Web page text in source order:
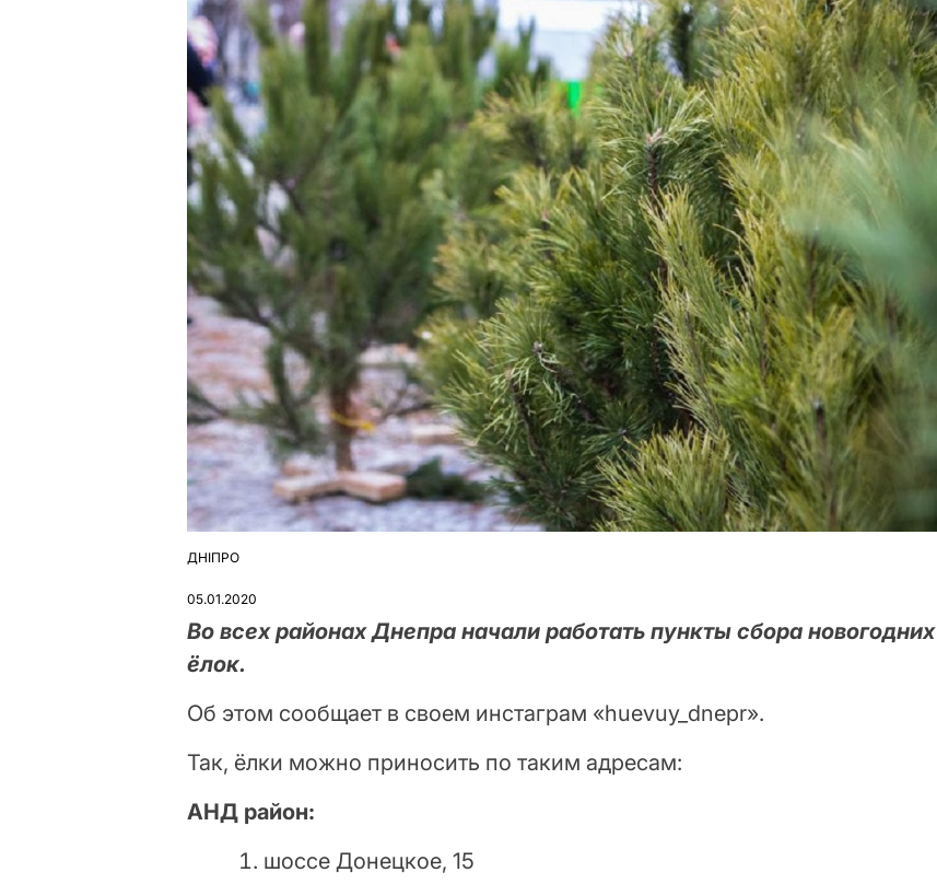
ОПУБЛІКУВАТИ
ДНІПРО
05.01.2020
Во всех районах Днепра начали работать пункты сбора новогодних
ёлок.
Об этом сообщает в своем инстаграм «huevuy_dnepr».
Так, ёлки можно приносить по таким адресам:
АНД район:
шоссе Донецкое, 15